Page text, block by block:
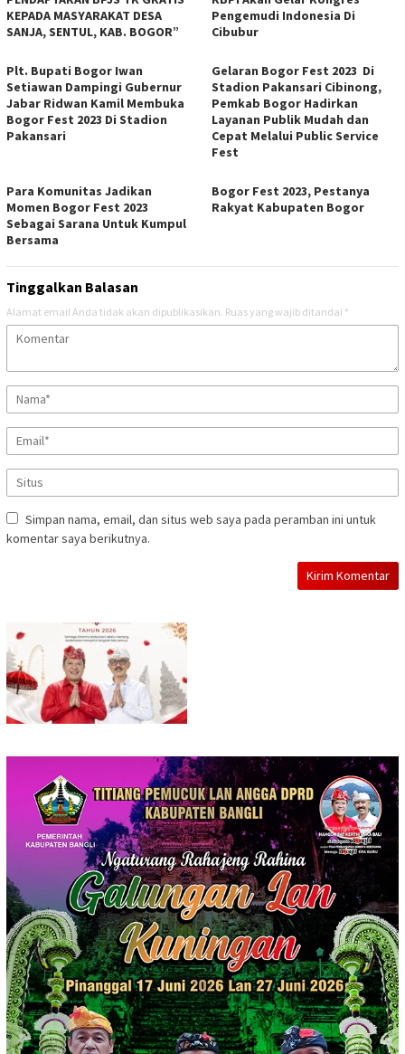
KEPADA MASYARAKAT DESA
SANJA, SENTUL, KAB. BOGOR”
Pengemudi Indonesia Di
Cibubur
Plt. Bupati Bogor Iwan
Setiawan Dampingi Gubernur
Jabar Ridwan Kamil Membuka
Bogor Fest 2023 Di Stadion
Pakansari
Gelaran Bogor Fest 2023 Di
Stadion Pakansari Cibinong,
Pemkab Bogor Hadirkan
Layanan Publik Mudah dan
Cepat Melalui Public Service
Fest
Para Komunitas Jadikan
Momen Bogor Fest 2023
Sebagai Sarana Untuk Kumpul
Bersama
Bogor Fest 2023, Pestanya
Rakyat Kabupaten Bogor
Tinggalkan Balasan
Alamat email Anda tidak akan dipublikasikan. Ruas yang wajib ditandai *
Simpan nama, email, dan situs web saya pada peramban ini untuk
komentar saya berikutnya.